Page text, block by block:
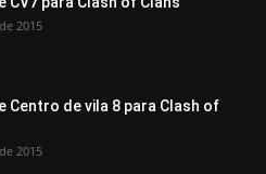
2015
Centro de vila 8 para Clash of
2015